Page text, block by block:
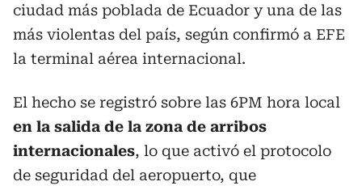
ciudad más poblada de Ecuador y una de las
más violentas del país, según confirmó a EFE
la terminal aérea internacional.
El hecho se registró sobre las 6PM hora local
en la salida de la zona de arribos
internacionales, lo que activó el protocolo
de seguridad del aeropuerto, que